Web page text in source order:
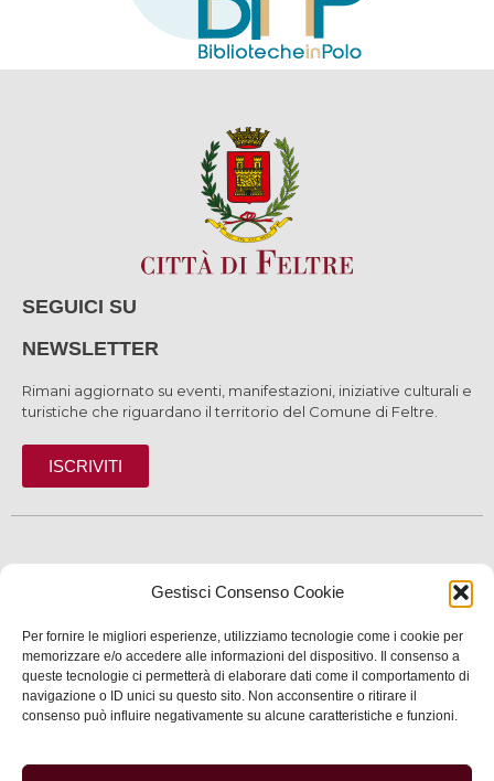
Gestisci Consenso Cookie
Per fornire le migliori esperienze, utilizziamo tecnologie come i cookie per
memorizzare e/o accedere alle informazioni del dispositivo. Il consenso a
queste tecnologie ci permetterà di elaborare dati come il comportamento di
navigazione o ID unici su questo sito. Non acconsentire o ritirare il
consenso può influire negativamente su alcune caratteristiche e funzioni.
SEGUICI SU
NEWSLETTER
Rimani aggiornato su eventi, manifestazioni, iniziative culturali e
turistiche che riguardano il territorio del Comune di Feltre.
ISCRIVITI
SERVIZI
INFORMAZIONI